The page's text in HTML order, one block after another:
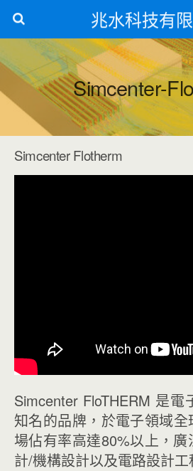
兆水科技有
Simcenter-
Simcenter Flotherm
Simcenter FloTHERM 是
知名的品牌，於電子領域
場佔有率高達80%以上，
計/機構設計以及電路設計工